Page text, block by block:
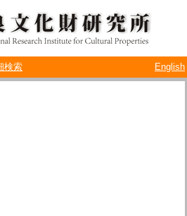
検索 English